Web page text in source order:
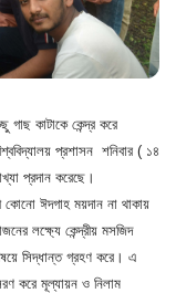
গাছ কাটাকে কেন্দ্র করে
প্রশাসন শনিবার ( ১৪
প্রদান করেছে।
কোনো ঈদগাহ ময়দান না থাকায়
লক্ষ্যে কেন্দ্রীয় মসজিদ
সিদ্ধান্ত গ্রহণ করে। এ
করে মূল্যায়ন ও নিলাম